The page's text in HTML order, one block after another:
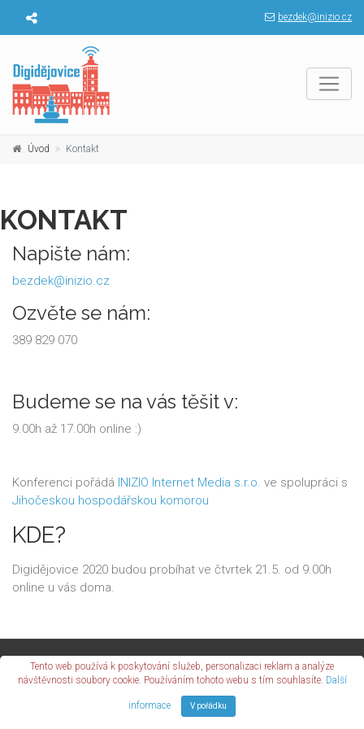
Tento web používá k poskytování služeb, personalizaci reklam a analýze
návštěvnosti soubory cookie. Používáním tohoto webu s tím souhlasíte. Další
informace V pořádku
bezdek@inizio.cz
Úvod Kontakt
KONTAKT
Napište nám:
bezdek@inizio.cz
Ozvěte se nám:
389 829 070
Budeme se na vás těšit v:
9.00h až 17.00h online :)
Konferenci pořádá INIZIO Internet Media s.r.o. ve spolupráci s
Jihočeskou hospodářskou komorou
KDE?
Digidějovice 2020 budou probíhat ve čtvrtek 21.5. od 9.00h
online u vás doma.
Copyright © 2026INIZIOInternet Media s.r.o.